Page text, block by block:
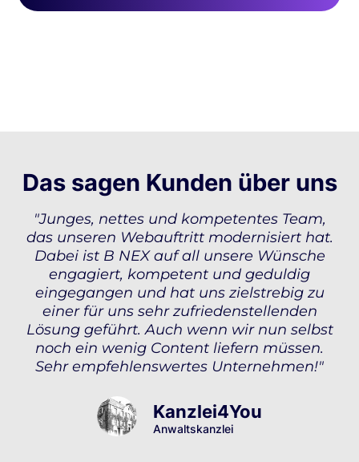
Das sagen Kunden über uns
"Junges, nettes und kompetentes Team,
das unseren Webauftritt modernisiert hat.
Dabei ist B NEX auf all unsere Wünsche
engagiert, kompetent und geduldig
eingegangen und hat uns zielstrebig zu
einer für uns sehr zufriedenstellenden
Lösung geführt. Auch wenn wir nun selbst
noch ein wenig Content liefern müssen.
Sehr empfehlenswertes Unternehmen!"
Kanzlei4You
Anwaltskanzlei